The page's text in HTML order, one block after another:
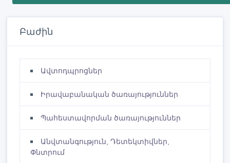
Բաժին
Ավտոդպրոցներ
Իրավաբանական ծառայություններ
Պահեստավորման ծառայություններ
Անվտանգություն, Դետեկտիվներ,
Փնտրում